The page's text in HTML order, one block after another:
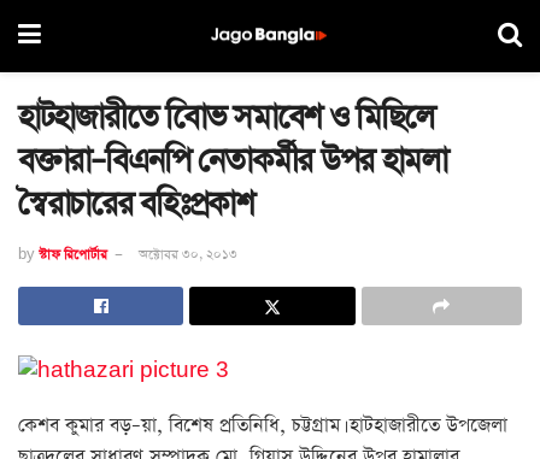
হাটহাজারীতে বিােভ সমাবেশ ও মিছিলে
বক্তারা–বিএনপি নেতাকর্মীর উপর হামলা
স্বৈরাচারের বহিঃপ্রকাশ
by স্টাফ রিপোর্টার অক্টোবর ৩০, ২০১৩
কেশব কুমার বড়–য়া, বিশেষ প্রতিনিধি, চট্টগ্রাম। হাটহাজারীতে উপজেলা